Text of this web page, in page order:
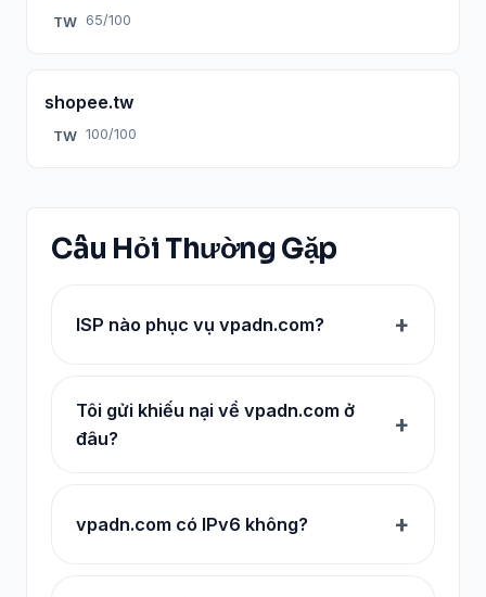
TW 65/100
shopee.tw
TW 100/100
Câu Hỏi Thường Gặp
ISP nào phục vụ vpadn.com?
Tôi gửi khiếu nại về vpadn.com ở
đâu?
vpadn.com có IPv6 không?